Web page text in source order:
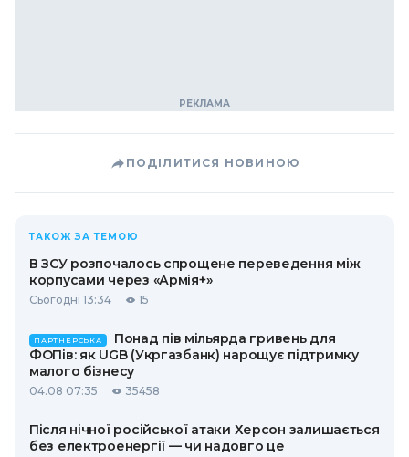
ПОДІЛИТИСЯ НОВИНОЮ
ТАКОЖ ЗА ТЕМОЮ
В ЗСУ розпочалось спрощене переведення між
корпусами через «Армія+»
Сьогодні 13:34 15
ПАРТНЕРСЬКА
Понад пів мільярда гривень для
ФОПів: як UGB (Укргазбанк) нарощує підтримку
малого бізнесу
04.08 07:35 35458
Після нічної російської атаки Херсон залишається
без електроенергії — чи надовго це